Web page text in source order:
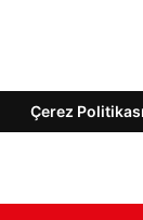
Çerez Politikası